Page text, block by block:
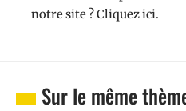
notre site ? Cliquez ici.
Sur le même